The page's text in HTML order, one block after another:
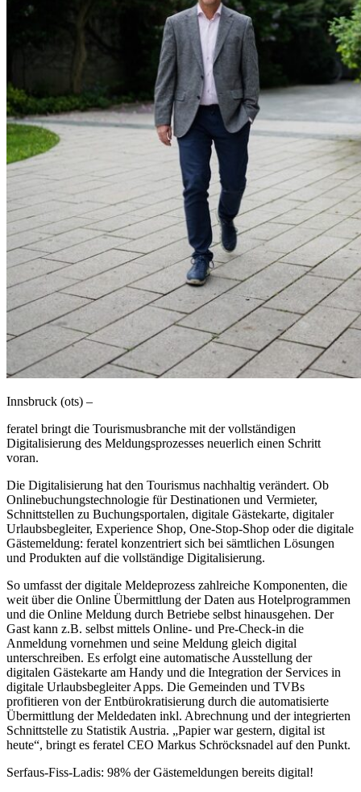
Innsbruck (ots) –
feratel bringt die Tourismusbranche mit der vollständigen
Digitalisierung des Meldungsprozesses neuerlich einen Schritt
voran.
Die Digitalisierung hat den Tourismus nachhaltig verändert. Ob
Onlinebuchungstechnologie für Destinationen und Vermieter,
Schnittstellen zu Buchungsportalen, digitale Gästekarte, digitaler
Urlaubsbegleiter, Experience Shop, One-Stop-Shop oder die digitale
Gästemeldung: feratel konzentriert sich bei sämtlichen Lösungen
und Produkten auf die vollständige Digitalisierung.
So umfasst der digitale Meldeprozess zahlreiche Komponenten, die
weit über die Online Übermittlung der Daten aus Hotelprogrammen
und die Online Meldung durch Betriebe selbst hinausgehen. Der
Gast kann z.B. selbst mittels Online- und Pre-Check-in die
Anmeldung vornehmen und seine Meldung gleich digital
unterschreiben. Es erfolgt eine automatische Ausstellung der
digitalen Gästekarte am Handy und die Integration der Services in
digitale Urlaubsbegleiter Apps. Die Gemeinden und TVBs
profitieren von der Entbürokratisierung durch die automatisierte
Übermittlung der Meldedaten inkl. Abrechnung und der integrierten
Schnittstelle zu Statistik Austria. „Papier war gestern, digital ist
heute“, bringt es feratel CEO Markus Schröcksnadel auf den Punkt.
Serfaus-Fiss-Ladis: 98% der Gästemeldungen bereits digital!